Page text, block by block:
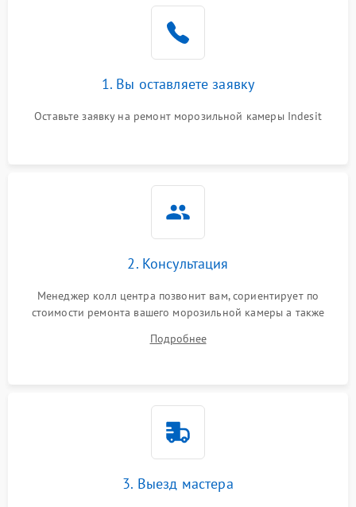
1. Вы оставляете заявку
Оставьте заявку на ремонт морозильной камеры Indesit
2. Консультация
Менеджер колл центра позвонит вам, сориентирует по
стоимости ремонта вашего морозильной камеры а также
Подробнее
3. Выезд мастера